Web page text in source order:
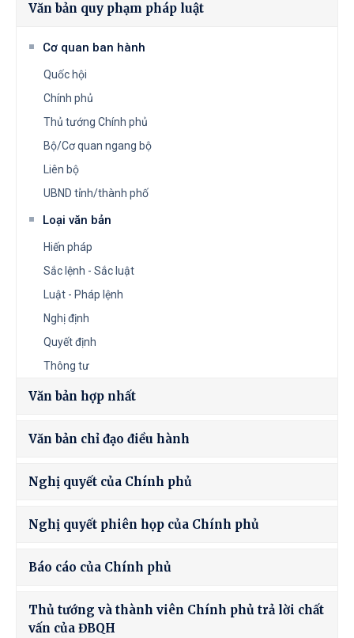
Văn bản quy phạm pháp luật
Cơ quan ban hành
Quốc hội
Chính phủ
Thủ tướng Chính phủ
Bộ/Cơ quan ngang bộ
Liên bộ
UBND tỉnh/thành phố
Loại văn bản
Hiến pháp
Sắc lệnh - Sắc luật
Luật - Pháp lệnh
Nghị định
Quyết định
Thông tư
Văn bản hợp nhất
Văn bản chỉ đạo điều hành
Nghị quyết của Chính phủ
Nghị quyết phiên họp của Chính phủ
Báo cáo của Chính phủ
Thủ tướng và thành viên Chính phủ trả lời chất
vấn của ĐBQH